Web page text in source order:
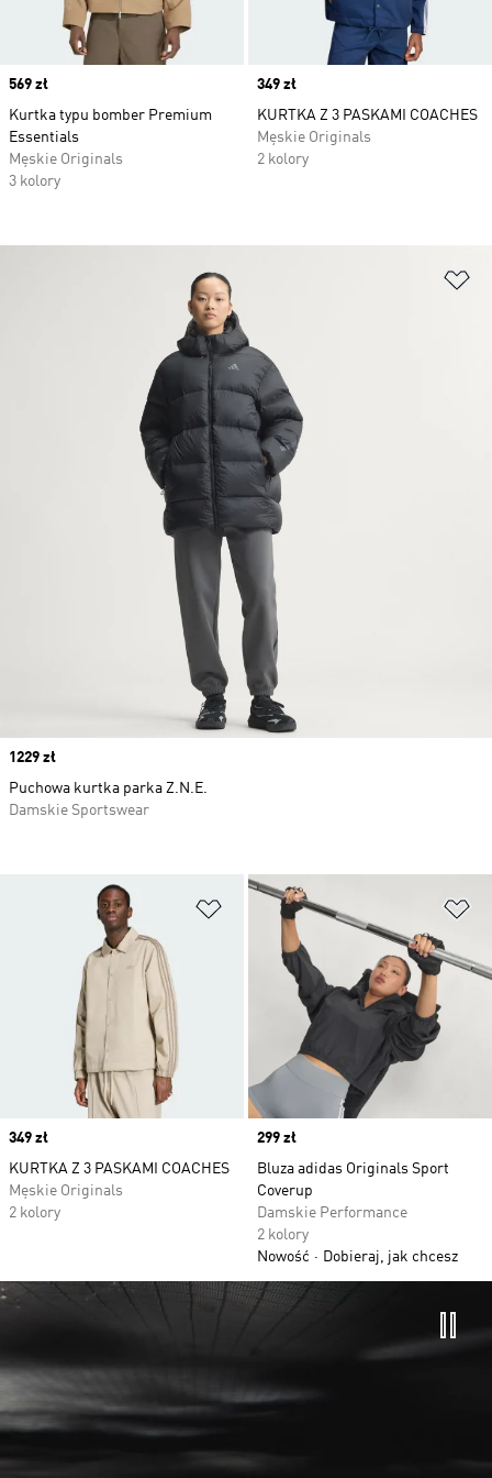
Price
569 zł
Kurtka typu bomber Premium
Essentials
Męskie Originals
3 kolory
Price
349 zł
KURTKA Z 3 PASKAMI COACHES
Męskie Originals
2 kolory
Dodaj do listy życzeń
Price
349 zł
KURTKA Z 3 PASKAMI COACHES
Męskie Originals
2 kolory
Price
299 zł
Bluza adidas Originals Sport
Coverup
Damskie Performance
2 kolory
Nowość
Dobieraj, jak chcesz
Price
1229 zł
Puchowa kurtka parka Z.N.E.
Damskie Sportswear